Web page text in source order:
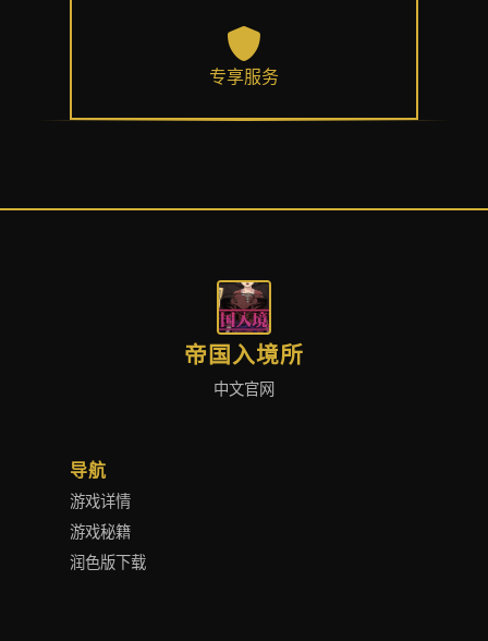
专享服务
帝国入境所
中文官网
导航
游戏详情
游戏秘籍
润色版下载